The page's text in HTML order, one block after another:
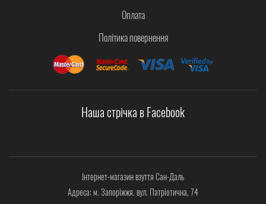
Оплата
Політика повернення
Наша стрічка в Facebook
Інтернет-магазин взуття Сан-Даль
Адреса: м. Запоріжжя. вул. Патріотична, 74